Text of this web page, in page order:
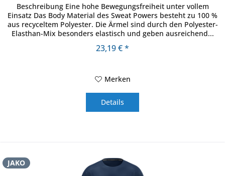
Beschreibung Eine hohe Bewegungsfreiheit unter vollem
Einsatz Das Body Material des Sweat Powers besteht zu 100 %
aus recyceltem Polyester. Die Ärmel sind durch den Polyester-
Elasthan-Mix besonders elastisch und geben ausreichend...
23,19 € *
Merken
Details
JAKO